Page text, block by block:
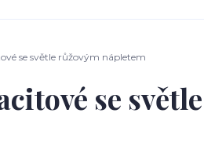
se světle růžovým nápletem
se světle